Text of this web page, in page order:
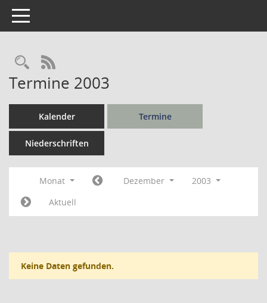
Toggle navigation
Rechercheauswahl
RSS-Feed
Termine 2003
Kalender Termine
Niederschriften
Monat Dezember
2003
Aktuell
Keine Daten gefunden.